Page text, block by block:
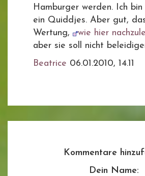
Hamburger werden. Ich
ein Quiddjes. Aber gut,
Wertung,
wie hier
aber sie soll nicht
Beatrice 06.01.2010, 14.11
Kommentare
Dein Name: